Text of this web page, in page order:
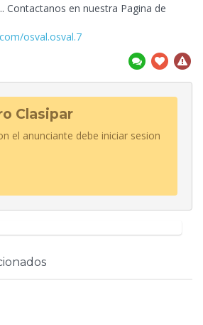
Contactanos en nuestra Pagina de
osval.osval.7
Clasipar
el anunciante debe iniciar sesion